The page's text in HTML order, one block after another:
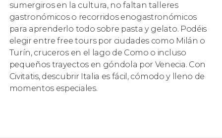
sumergiros en la cultura, no faltan talleres
gastronómicos o recorridos enogastronómicos
para aprenderlo todo sobre pasta y gelato. Podéis
elegir entre free tours por ciudades como Milán o
Turín, cruceros en el lago de Como o incluso
pequeños trayectos en góndola por Venecia. Con
Civitatis, descubrir Italia es fácil, cómodo y lleno de
momentos especiales.